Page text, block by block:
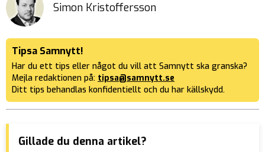
Simon Kristoffersson
Tipsa Samnytt!
Har du ett tips eller något du vill att Samnytt ska granska?
Mejla redaktionen på: tipsa@samnytt.se
Ditt tips behandlas konfidentiellt och du har källskydd.
Gillade du denna artikel?